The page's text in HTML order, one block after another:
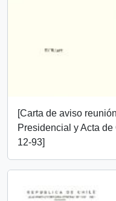
[Carta de aviso
Presidencial y Acta
12-93]